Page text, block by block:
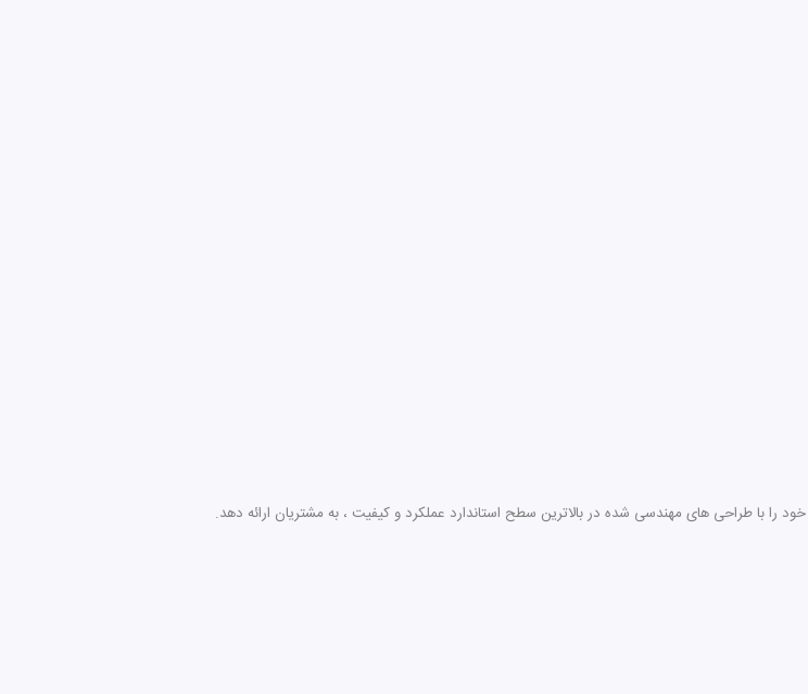
را با طراحی های مهندسی شده در بالاترین سطح استاندارد عملکرد و کیفیت ، به مشتریان ارائه دهد.